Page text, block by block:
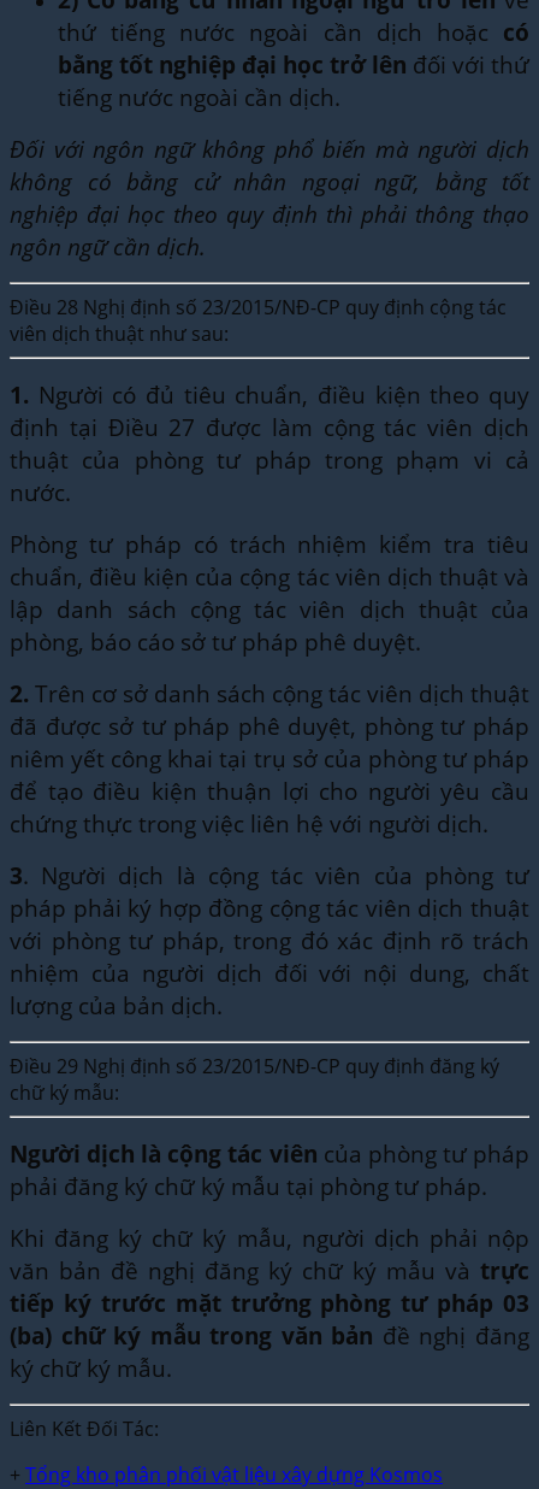
thứ tiếng nước ngoài cần dịch hoặc có
bằng tốt nghiệp đại học trở lên đối với thứ
tiếng nước ngoài cần dịch.
Đối với ngôn ngữ không phổ biến mà người dịch
không có bằng cử nhân ngoại ngữ, bằng tốt
nghiệp đại học theo quy định thì phải thông thạo
ngôn ngữ cần dịch.
Điều 28 Nghị định số 23/2015/NĐ-CP quy định cộng tác
viên dịch thuật như sau:
1. Người có đủ tiêu chuẩn, điều kiện theo quy
định tại Điều 27 được làm cộng tác viên dịch
thuật của phòng tư pháp trong phạm vi cả
nước.
Phòng tư pháp có trách nhiệm kiểm tra tiêu
chuẩn, điều kiện của cộng tác viên dịch thuật và
lập danh sách cộng tác viên dịch thuật của
phòng, báo cáo sở tư pháp phê duyệt.
2. Trên cơ sở danh sách cộng tác viên dịch thuật
đã được sở tư pháp phê duyệt, phòng tư pháp
niêm yết công khai tại trụ sở của phòng tư pháp
để tạo điều kiện thuận lợi cho người yêu cầu
chứng thực trong việc liên hệ với người dịch.
3. Người dịch là cộng tác viên của phòng tư
pháp phải ký hợp đồng cộng tác viên dịch thuật
với phòng tư pháp, trong đó xác định rõ trách
nhiệm của người dịch đối với nội dung, chất
lượng của bản dịch.
Điều 29 Nghị định số 23/2015/NĐ-CP quy định đăng ký
chữ ký mẫu:
Người dịch là cộng tác viên của phòng tư pháp
phải đăng ký chữ ký mẫu tại phòng tư pháp.
Khi đăng ký chữ ký mẫu, người dịch phải nộp
văn bản đề nghị đăng ký chữ ký mẫu và trực
tiếp ký trước mặt trưởng phòng tư pháp 03
(ba) chữ ký mẫu trong văn bản đề nghị đăng
ký chữ ký mẫu.
Liên Kết Đối Tác:
+ Tổng kho phân phối vật liệu xây dựng Kosmos